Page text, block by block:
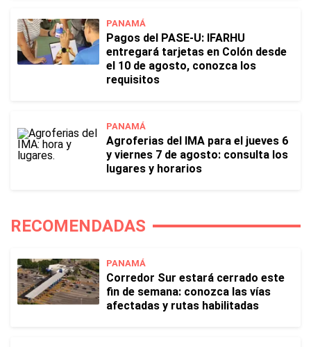
PANAMÁ
Pagos del PASE-U: IFARHU
entregará tarjetas en Colón desde
el 10 de agosto, conozca los
requisitos
PANAMÁ
Agroferias del IMA para el jueves 6
y viernes 7 de agosto: consulta los
lugares y horarios
RECOMENDADAS
PANAMÁ
Corredor Sur estará cerrado este
fin de semana: conozca las vías
afectadas y rutas habilitadas